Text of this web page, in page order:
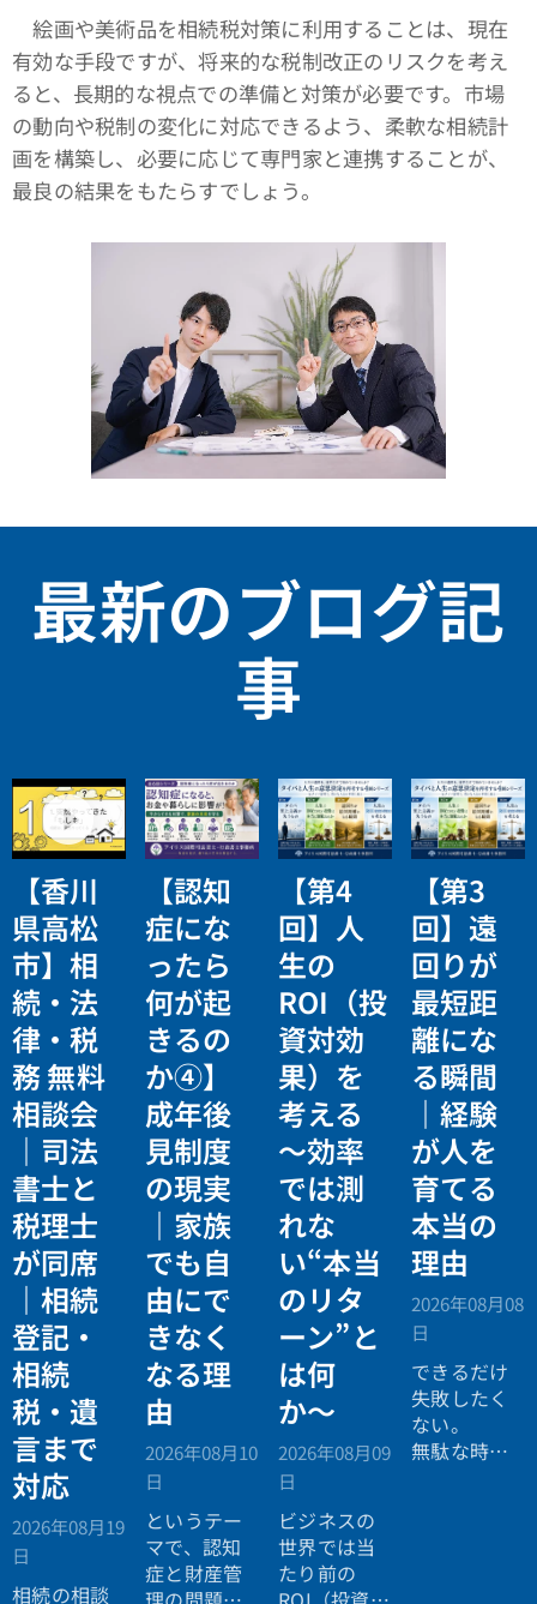
絵画や美術品を相続税対策に利用することは、現在
有効な手段ですが、将来的な税制改正のリスクを考え
ると、長期的な視点での準備と対策が必要です。市場
の動向や税制の変化に対応できるよう、柔軟な相続計
画を構築し、必要に応じて専門家と連携することが、
最良の結果をもたらすでしょう。
最新のブログ記
事
【香川
県高松
市】相
続・法
律・税
務 無料
相談会
｜司法
書士と
税理士
が同席
｜相続
登記・
相続
税・遺
言まで
対応
2026年08月19
日
相続の相談
【認知
症にな
ったら
何が起
きるの
か④】
成年後
見制度
の現実
｜家族
でも自
由にで
きなく
なる理
由
2026年08月10
日
というテー
マで、認知
症と財産管
【第4
回】人
生の
ROI（投
資対効
果）を
考える
〜効率
では測
れな
い“本当
のリタ
ーン”と
は何
か〜
2026年08月09
日
ビジネスの
世界では当
たり前の
【第3
回】遠
回りが
最短距
離にな
る瞬間
｜経験
が人を
育てる
本当の
理由
2026年08月08
日
できるだけ
失敗したく
ない。
無駄な時間